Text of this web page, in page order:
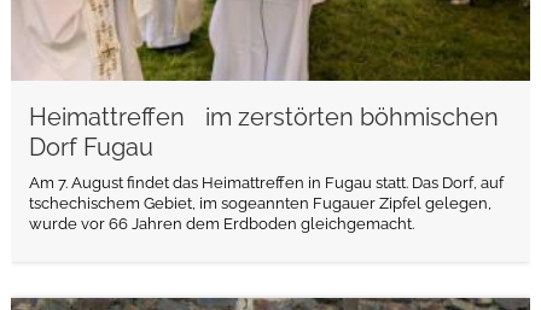
Heimattreffen im zerstörten böhmischen
Dorf Fugau
Am 7. August findet das Heimattreffen in Fugau statt. Das Dorf, auf
tschechischem Gebiet, im sogeannten Fugauer Zipfel gelegen,
wurde vor 66 Jahren dem Erdboden gleichgemacht.